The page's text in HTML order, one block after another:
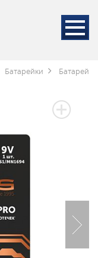
Батарейки